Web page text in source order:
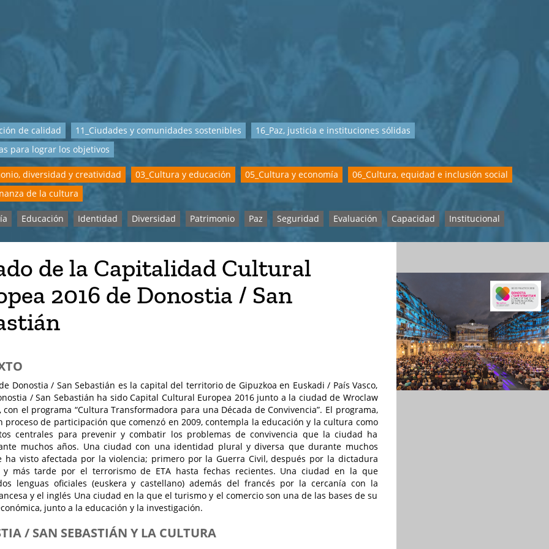
de calidad 11_Ciudades y comunidades sostenibles
16_Paz, justicia e instituciones sólidas
para lograr los objetivos
diversidad y creatividad 03_Cultura y educación 05_Cultura y economía
06_Cultura, equidad e inclusión social
de la cultura
Educación Identidad Diversidad Patrimonio Paz Seguridad Evaluación Capacidad Institucional
de la Capitalidad Cultural
2016 de Donostia / San
Donostia / San Sebastián es la capital del territorio de Gipuzkoa en Euskadi / País Vasco,
/ San Sebastián ha sido Capital Cultural Europea 2016 junto a la ciudad de Wroclaw
con el programa “Cultura Transformadora para una Década de Convivencia”. El programa,
proceso de participación que comenzó en 2009, contempla la educación y la cultura como
centrales para prevenir y combatir los problemas de convivencia que la ciudad ha
muchos años. Una ciudad con una identidad plural y diversa que durante muchos
ha visto afectada por la violencia; primero por la Guerra Civil, después por la dictadura
y más tarde por el terrorismo de ETA hasta fechas recientes. Una ciudad en la que
lenguas oficiales (euskera y castellano) además del francés por la cercanía con la
y el inglés Una ciudad en la que el turismo y el comercio son una de las bases de su
junto a la educación y la investigación.
/ SAN SEBASTIÁN Y LA CULTURA